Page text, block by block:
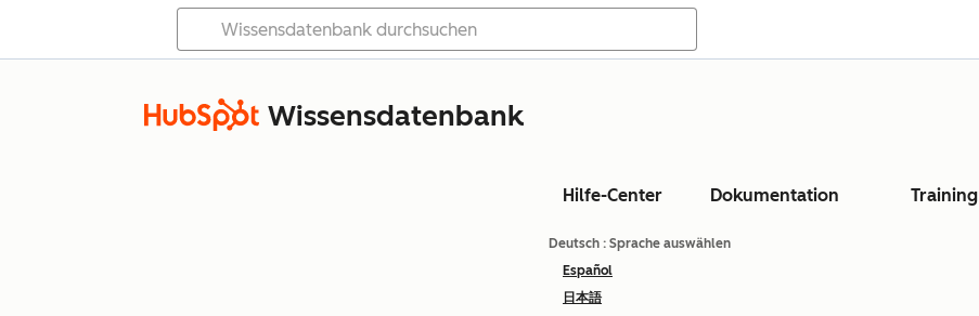
Wissensdatenbank
Hilfe-Center Dokumentation Training
Deutsch : Sprache auswählen
Español
日本語